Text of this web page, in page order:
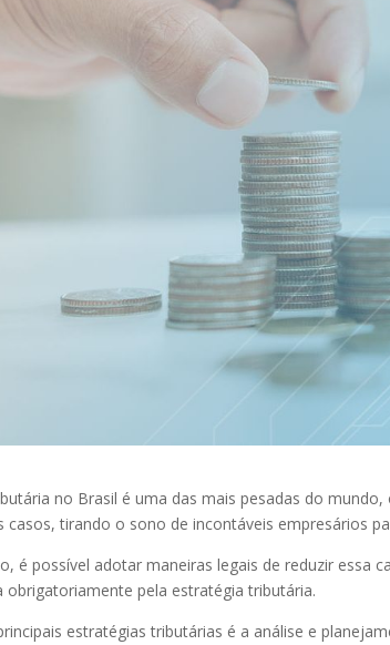
no Brasil é uma das mais pesadas do
casos, tirando o sono de incontáveis empresários
é possível adotar maneiras legais de reduzir essa
obrigatoriamente pela estratégia tributária.
estratégias tributárias é a análise e